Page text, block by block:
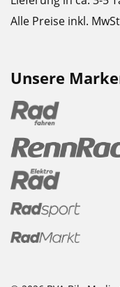
Alle Preise inkl.
Unsere